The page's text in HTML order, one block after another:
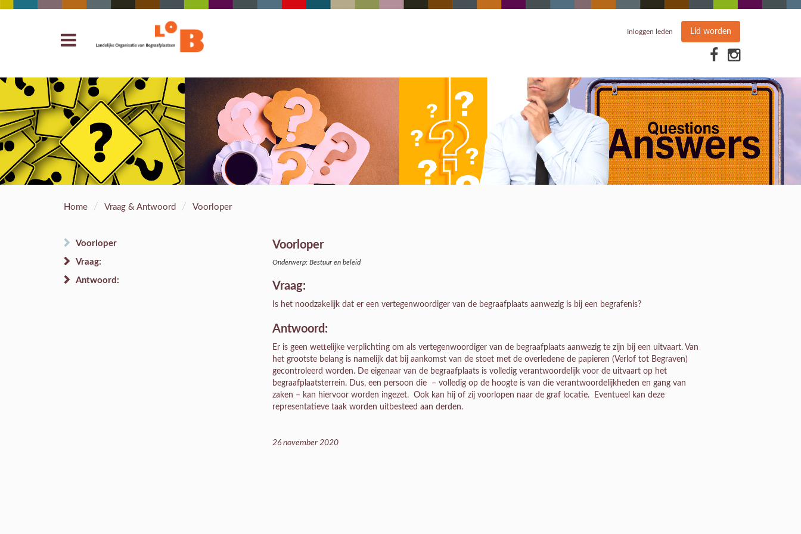
Inloggen leden Lid worden
Home / Vraag & Antwoord / Voorloper
Voorloper
Vraag:
Antwoord:
Voorloper
Onderwerp: Bestuur en beleid
Vraag:
Is het noodzakelijk dat er een vertegenwoordiger van de begraafplaats aanwezig is bij een begrafenis?
Antwoord:
Er is geen wettelijke verplichting om als vertegenwoordiger van de begraafplaats aanwezig te zijn bij een uitvaart. Van
het grootste belang is namelijk dat bij aankomst van de stoet met de overledene de papieren (Verlof tot Begraven)
gecontroleerd worden. De eigenaar van de begraafplaats is volledig verantwoordelijk voor de uitvaart op het
begraafplaatsterrein. Dus, een persoon die – volledig op de hoogte is van die verantwoordelijkheden en gang van
zaken – kan hiervoor worden ingezet. Ook kan hij of zij voorlopen naar de graf locatie. Eventueel kan deze
representatieve taak worden uitbesteed aan derden.
26 november 2020